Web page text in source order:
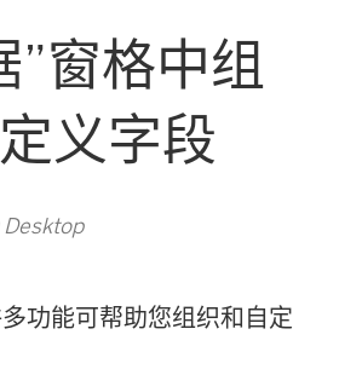
”窗格中组
义字段
Desktop
功能可帮助您组织和自定